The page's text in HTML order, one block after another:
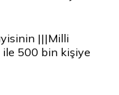
|||Milli
500 bin kişiye